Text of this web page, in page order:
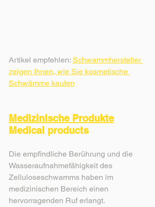
Artikel empfehlen: Schwammhersteller
zeigen Ihnen, wie Sie kosmetische
Schwämme kaufen
Medizinische Produkte
Medical products
Die empfindliche Berührung und die
Wasseraufnahmefähigkeit des
Zelluloseschwamms haben im
medizinischen Bereich einen
hervorragenden Ruf erlangt.